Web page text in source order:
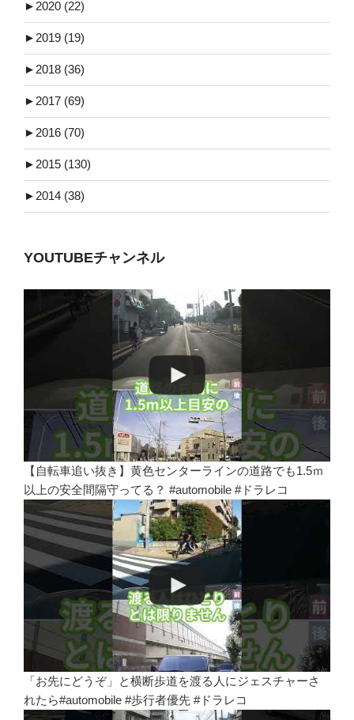
► 2020 (22)
► 2019 (19)
► 2018 (36)
► 2017 (69)
► 2016 (70)
► 2015 (130)
► 2014 (38)
YOUTUBEチャンネル
【自転車追い抜き】黄色センターラインの道路でも1.5ｍ
以上の安全間隔守ってる？ #automobile #ドラレコ
「お先にどうぞ」と横断歩道を渡る人にジェスチャーさ
れたら#automobile #歩行者優先 #ドラレコ